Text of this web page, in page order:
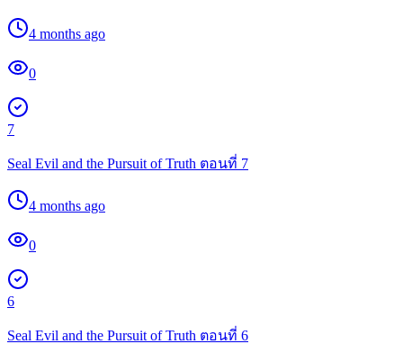
4 months ago
0
7
Seal Evil and the Pursuit of Truth ตอนที่ 7
4 months ago
0
6
Seal Evil and the Pursuit of Truth ตอนที่ 6